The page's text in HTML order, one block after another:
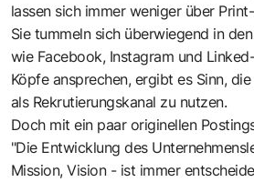
lassen sich immer weniger über
Sie tummeln sich überwiegend in
wie Facebook, Instagram und
Köpfe ansprechen, ergibt es Sinn,
als Rekrutierungskanal zu nutzen.
Doch mit ein paar originellen
"Die Entwicklung des
Mission, Vision - ist immer